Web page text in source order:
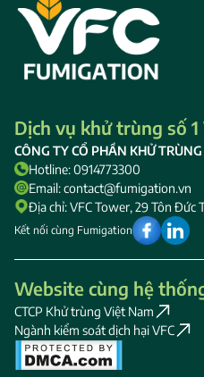
Dịch vụ khử trùng số
CÔNG TY CỔ PHẦN KHỬ
Hotline: 0914773300
Email: contact@fumigation.vn
Địa chỉ: VFC Tower, 29 Tôn Đức
Kết nối cùng Fumigation
Website cùng hệ
CTCP Khử trùng Việt Nam
Ngành kiểm soát dịch hại VFC